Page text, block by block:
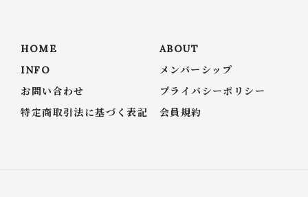
HOME
ABOUT
INFO
メンバーシップ
お問い合わせ
プライバシーポリシー
特定商取引法に基づく表記
会員規約